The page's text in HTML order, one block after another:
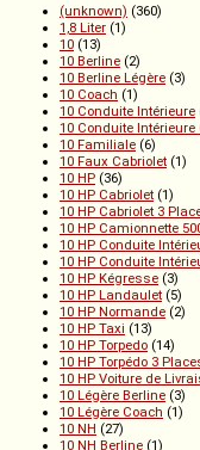
(unknown) (360)
1,8 Liter (1)
10 (13)
10 Berline (2)
10 Berline Légère (3)
10 Coach (1)
10 Conduite Intérieure
10 Conduite
10 Familiale (6)
10 Faux Cabriolet (1)
10 HP (36)
10 HP Cabriolet (1)
10 HP Cabriolet 3
10 HP Camionnette
10 HP Conduite
10 HP Conduite
10 HP Kégresse (3)
10 HP Landaulet (5)
10 HP Normande (2)
10 HP Taxi (13)
10 HP Torpedo (14)
10 HP Torpédo 3
10 HP Voiture de
10 Légère Berline (3)
10 Légère Coach (1)
10 NH (27)
10 NH Berline (1)